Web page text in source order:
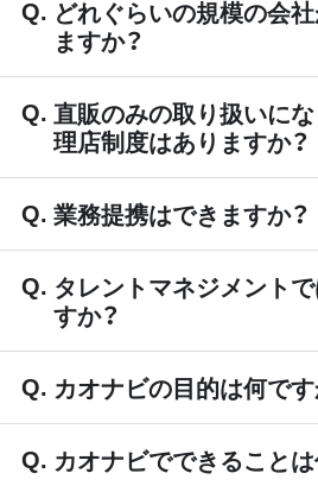
どれぐらいの規模の会
ますか？
直販のみの取り扱いに
理店制度はありますか？
業務提携はできますか？
タレントマネジメント
すか？
カオナビの目的は何です
カオナビでできること